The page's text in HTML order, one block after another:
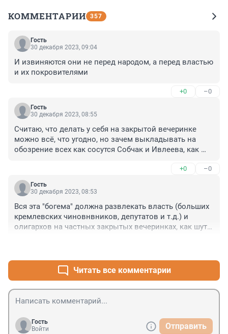
КОММЕНТАРИИ 357
Гость
30 декабря 2023, 09:04
И извиняются они не перед народом, а перед властью
и их покровителями
+0 –0
Гость
30 декабря 2023, 08:55
Считаю, что делать у себя на закрытой вечеринке
можно всё, что угодно, но зачем выкладывать на
обозрение всех как сосутся Собчак и Ивлеева, как
А если Вам, Россияне, нравятся такие сюжеты, -
выводы напрашиваются сами собой, всех с
+0 –0
Гость
30 декабря 2023, 08:53
Вся эта "богема" должна развлекать власть (больших
кремлевских чиновнвников, депутатов и т.д.) и
олигархов на частных закрытых вечеринках, как шуты
расслабиться после трудового дня. А выступления
для народа это что попроще и по патриотичнее. Это
дополнительный заработок. Но с этой вечеринке, что
напутали и веселье с "закрытой" вечеринки
попытались выстовить как развлечение для народа.
Это и взбесило власть, а народ конечно ужаснется, но
скоро все забудет
Читать все комментарии
Гость
Войти
Отправить